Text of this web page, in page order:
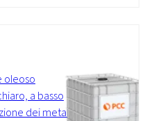
oleoso
a basso
dei metalli